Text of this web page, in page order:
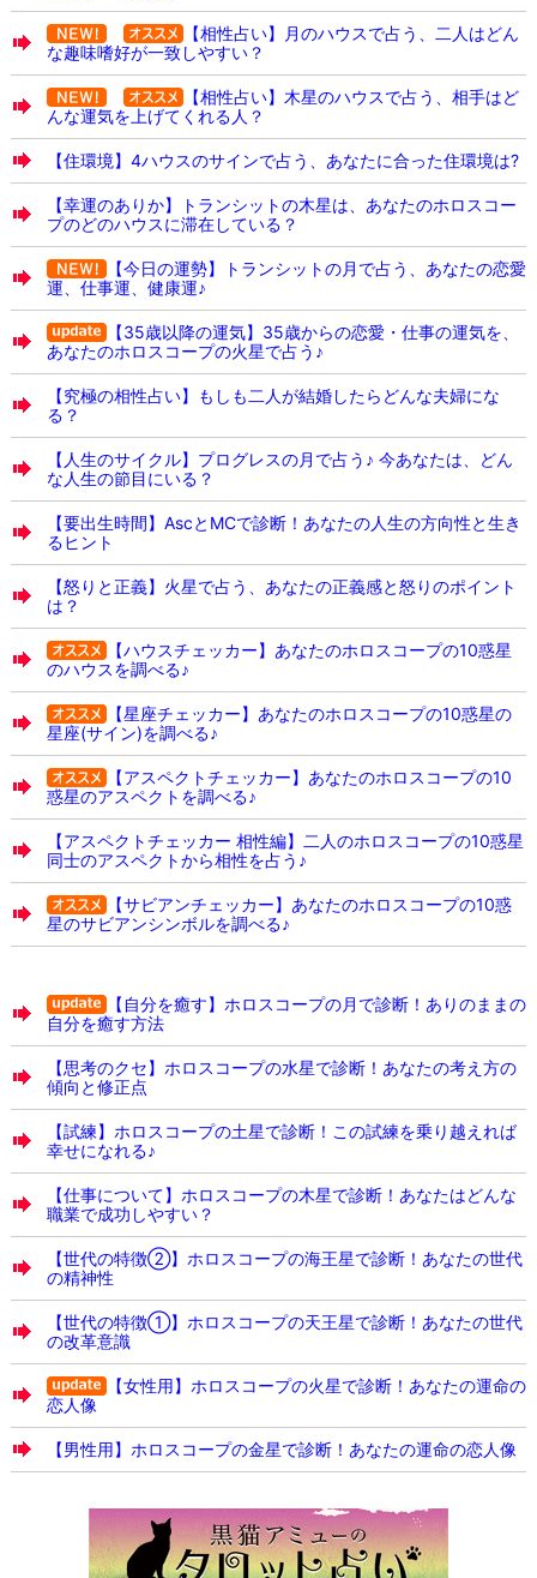
【相性占い】月のハウスで占う、二人はどん
な趣味嗜好が一致しやすい？
【相性占い】木星のハウスで占う、相手はど
んな運気を上げてくれる人？
【住環境】4ハウスのサインで占う、あなたに合った住環境は?
【幸運のありか】トランシットの木星は、あなたのホロスコー
プのどのハウスに滞在している？
【今日の運勢】トランシットの月で占う、あなたの恋愛
運、仕事運、健康運♪
【35歳以降の運気】35歳からの恋愛・仕事の運気を、
あなたのホロスコープの火星で占う♪
【究極の相性占い】もしも二人が結婚したらどんな夫婦にな
る？
【人生のサイクル】プログレスの月で占う♪ 今あなたは、どん
な人生の節目にいる？
【要出生時間】AscとMCで診断！あなたの人生の方向性と生き
るヒント
【怒りと正義】火星で占う、あなたの正義感と怒りのポイント
は？
【ハウスチェッカー】あなたのホロスコープの10惑星
のハウスを調べる♪
【星座チェッカー】あなたのホロスコープの10惑星の
星座(サイン)を調べる♪
【アスペクトチェッカー】あなたのホロスコープの10
惑星のアスペクトを調べる♪
【アスペクトチェッカー 相性編】二人のホロスコープの10惑星
同士のアスペクトから相性を占う♪
【サビアンチェッカー】あなたのホロスコープの10惑
星のサビアンシンボルを調べる♪
【自分を癒す】ホロスコープの月で診断！ありのままの
自分を癒す方法
【思考のクセ】ホロスコープの水星で診断！あなたの考え方の
傾向と修正点
【試練】ホロスコープの土星で診断！この試練を乗り越えれば
幸せになれる♪
【仕事について】ホロスコープの木星で診断！あなたはどんな
職業で成功しやすい？
【世代の特徴②】ホロスコープの海王星で診断！あなたの世代
の精神性
【世代の特徴①】ホロスコープの天王星で診断！あなたの世代
の改革意識
【女性用】ホロスコープの火星で診断！あなたの運命の
恋人像
【男性用】ホロスコープの金星で診断！あなたの運命の恋人像